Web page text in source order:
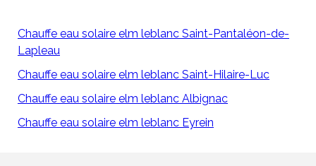
Chauffe eau solaire elm leblanc Saint-Pantaléon-de-
Lapleau
Chauffe eau solaire elm leblanc Saint-Hilaire-Luc
Chauffe eau solaire elm leblanc Albignac
Chauffe eau solaire elm leblanc Eyrein